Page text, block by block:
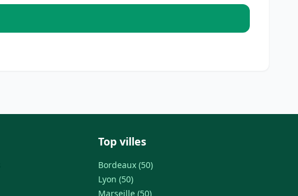
Top villes
Bordeaux (50)
Lyon (50)
Marseille (50)